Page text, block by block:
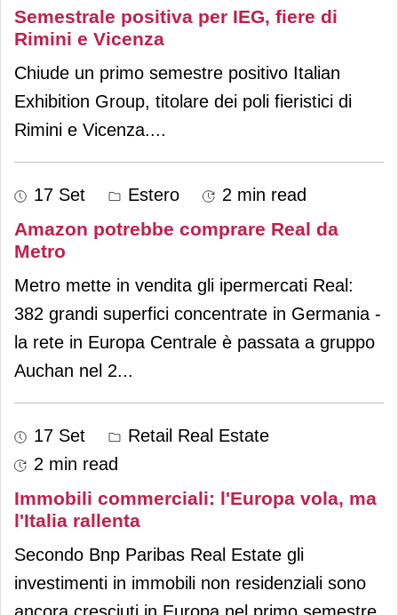
Semestrale positiva per IEG, fiere di
Rimini e Vicenza
Chiude un primo semestre positivo Italian
Exhibition Group, titolare dei poli fieristici di
Rimini e Vicenza....
17 Set Estero 2 min read
Amazon potrebbe comprare Real da
Metro
Metro mette in vendita gli ipermercati Real:
382 grandi superfici concentrate in Germania -
la rete in Europa Centrale è passata a gruppo
Auchan nel 2...
17 Set
Retail Real Estate
2 min read
Immobili commerciali: l'Europa vola, ma
l'Italia rallenta
Secondo Bnp Paribas Real Estate gli
investimenti in immobili non residenziali sono